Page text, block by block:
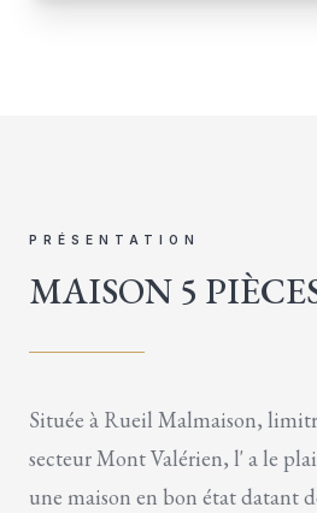
PRÉSENTATION
MAISON 5
Située à Rueil Malmaison,
secteur Mont Valérien, l' a le
une maison en bon état datant